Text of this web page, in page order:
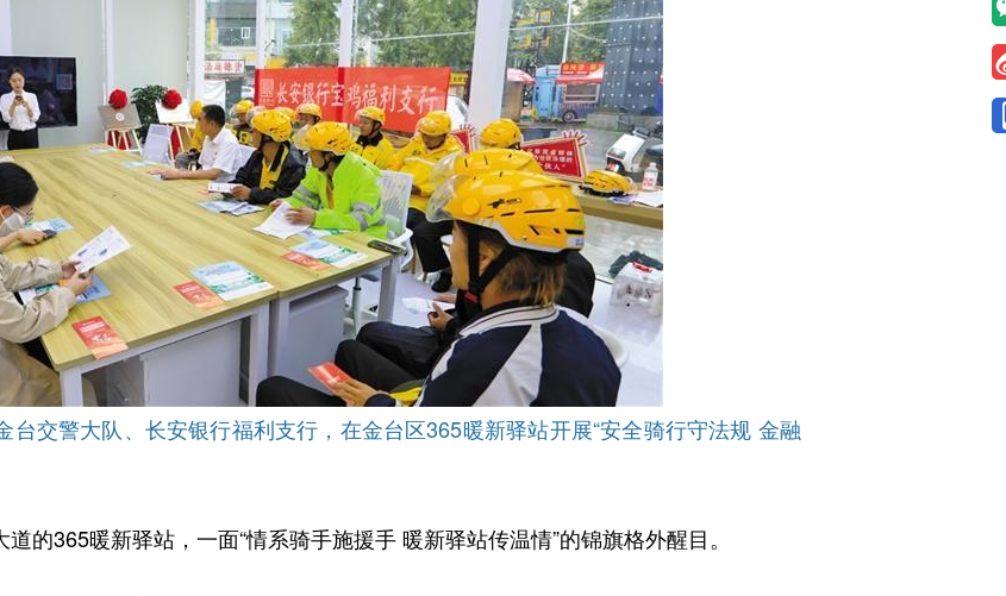
交警大队、长安银行福利支行，在金台区365暖新驿站开展“安全骑行守法规 金融
365暖新驿站，一面“情系骑手施援手 暖新驿站传温情”的锦旗格外醒目。